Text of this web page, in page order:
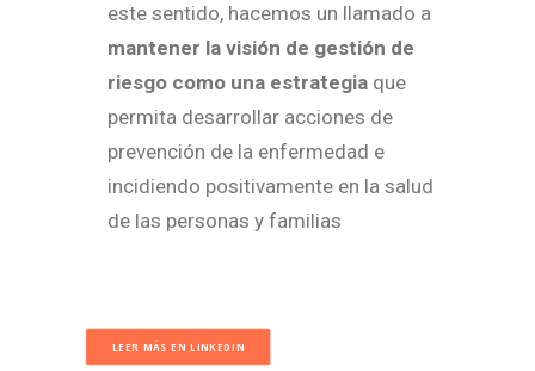
este sentido, hacemos un llamado a
mantener la visión de gestión de
riesgo como una estrategia que
permita desarrollar acciones de
prevención de la enfermedad e
incidiendo positivamente en la salud
de las personas y familias
LEER MÁS EN LINKEDIN